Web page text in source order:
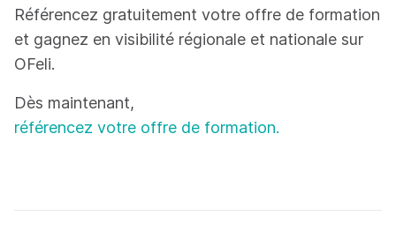
Référencez gratuitement votre offre de formation
et gagnez en visibilité régionale et nationale sur
OFeli.
Dès maintenant,
référencez votre offre de formation.